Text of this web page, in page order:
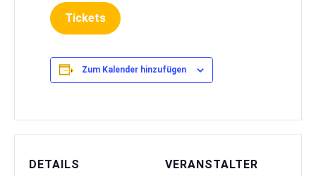
Tickets
Zum Kalender hinzufügen
DETAILS
VERANSTALTER